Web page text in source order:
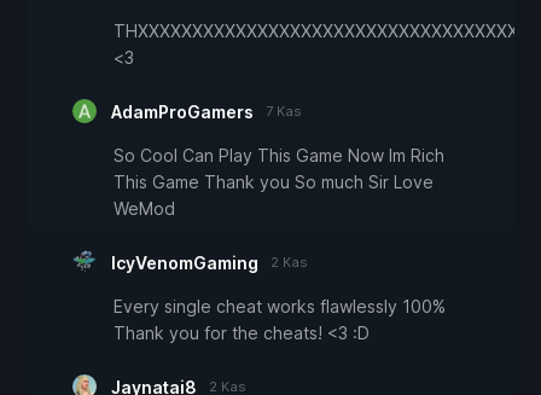
<3
AdamProGamers 7 Kas
So Cool Can Play This Game Now Im Rich
This Game Thank you So much Sir Love
WeMod
IcyVenomGaming 2 Kas
Every single cheat works flawlessly 100%
Thank you for the cheats! <3 :D
Jaynatai8 2 Kas